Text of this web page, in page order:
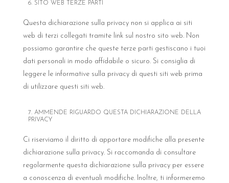
6. SITO WEB TERZE PARTI
Questa dichiarazione sulla privacy non si applica ai siti
web di terzi collegati tramite link sul nostro sito web. Non
possiamo garantire che queste terze parti gestiscano i tuoi
dati personali in modo affidabile o sicuro. Si consiglia di
leggere le informative sulla privacy di questi siti web prima
di utilizzare questi siti web.
7. AMMENDE RIGUARDO QUESTA DICHIARAZIONE DELLA
PRIVACY
Ci riserviamo il diritto di apportare modifiche alla presente
dichiarazione sulla privacy. Si raccomanda di consultare
regolarmente questa dichiarazione sulla privacy per essere
a conoscenza di eventuali modifiche. Inoltre, ti informeremo